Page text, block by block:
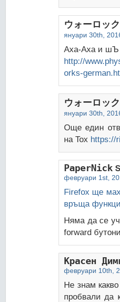
ウォーロック
януари 30th,
Аха-Аха и шЪ
http://
orks-
ウォーロック
януари 30th,
Още един
на Tox https://
PaperNick
февруари 1st,
Firefox ще
връща
Няма да се
forward
Красен
февруари 10th,
Не знам
пробвали да